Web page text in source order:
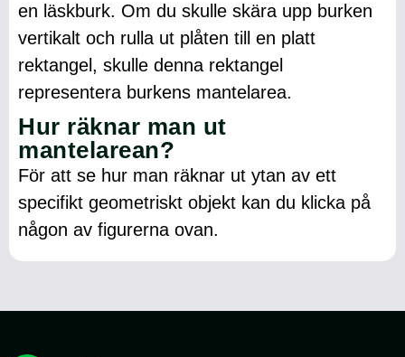
en läskburk. Om du skulle skära upp burken
vertikalt och rulla ut plåten till en platt
rektangel, skulle denna rektangel
representera burkens mantelarea.
Hur räknar man ut
mantelarean?
För att se hur man räknar ut ytan av ett
specifikt geometriskt objekt kan du klicka på
någon av figurerna ovan.